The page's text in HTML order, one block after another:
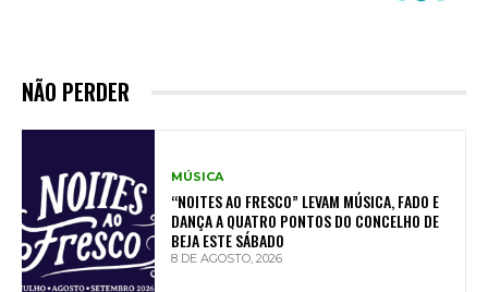
NÃO PERDER
MÚSICA
“NOITES AO FRESCO” LEVAM MÚSICA, FADO E
DANÇA A QUATRO PONTOS DO CONCELHO DE
BEJA ESTE SÁBADO
8 DE AGOSTO, 2026